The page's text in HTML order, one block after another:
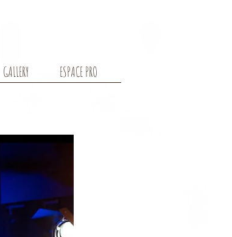
GALLERY ESPACE PRO